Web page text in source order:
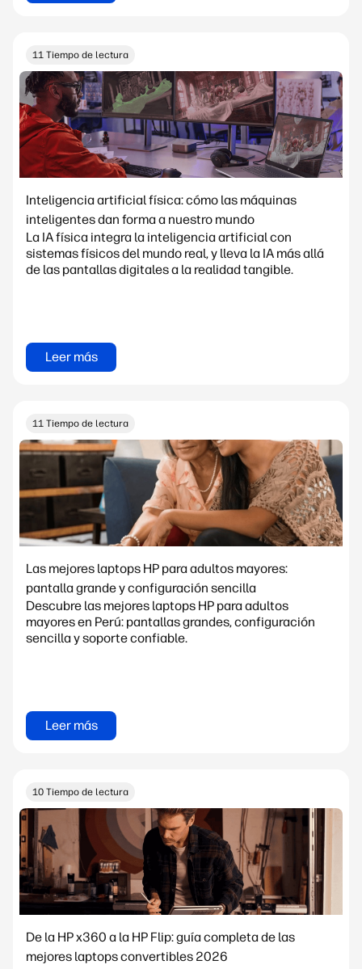
11 Tiempo de lectura
Inteligencia artificial física: cómo las máquinas
inteligentes dan forma a nuestro mundo
La IA física integra la inteligencia artificial con
sistemas físicos del mundo real, y lleva la IA más allá
de las pantallas digitales a la realidad tangible.
Leer más
11 Tiempo de lectura
Las mejores laptops HP para adultos mayores:
pantalla grande y configuración sencilla
Descubre las mejores laptops HP para adultos
mayores en Perú: pantallas grandes, configuración
sencilla y soporte confiable.
Leer más
10 Tiempo de lectura
De la HP x360 a la HP Flip: guía completa de las
mejores laptops convertibles 2026